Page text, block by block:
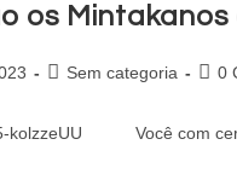
os
Sem categoria 0
kolzzeUU Você com